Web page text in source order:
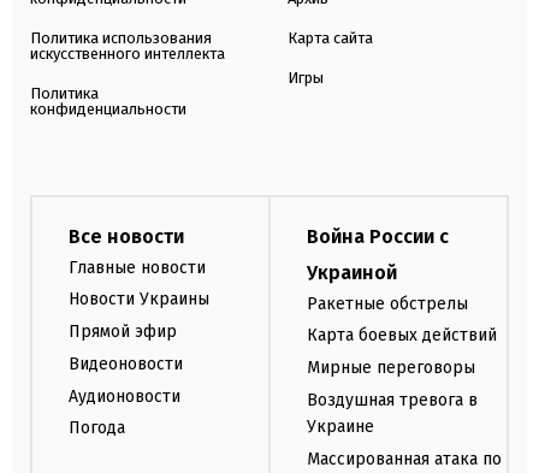
Политика использования
искусственного интеллекта
Политика
конфиденциальности
Карта сайта
Игры
Все новости
Главные новости
Новости Украины
Прямой эфир
Видеоновости
Аудионовости
Погода
Война России с
Украиной
Ракетные обстрелы
Карта боевых действий
Мирные переговоры
Воздушная тревога в
Украине
Массированная атака по